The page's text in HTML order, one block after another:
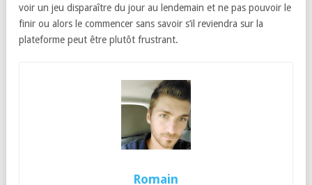
voir un jeu disparaître du jour au lendemain et ne pas pouvoir le
finir ou alors le commencer sans savoir s’il reviendra sur la
plateforme peut être plutôt frustrant.
Romain